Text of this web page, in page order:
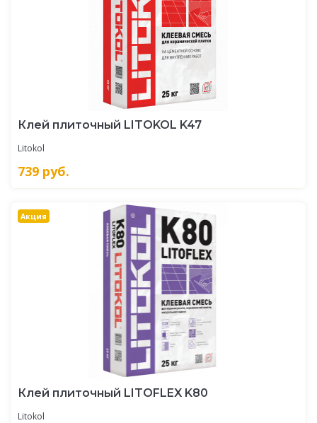
Клей плиточный LITOKOL K47
Litokol
739 руб.
Акция
Клей плиточный LITOFLEX K80
Litokol